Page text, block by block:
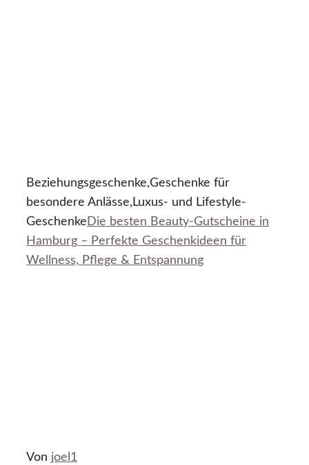
Beziehungsgeschenke,Geschenke für
besondere Anlässe,Luxus- und Lifestyle-
Geschenke Die besten Beauty-Gutscheine in
Hamburg – Perfekte Geschenkideen für
Wellness, Pflege & Entspannung
Von joel1